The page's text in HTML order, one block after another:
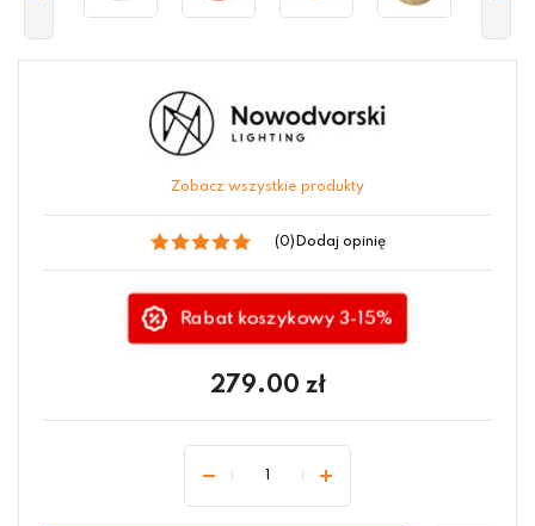
Zobacz wszystkie produkty
(0) Dodaj opinię
Rabat koszykowy 3-15%
279.00 zł